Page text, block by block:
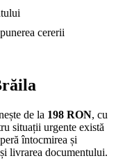
cererii
de la 198 RON, cu
situații urgente există
întocmirea și
livrarea documentului.